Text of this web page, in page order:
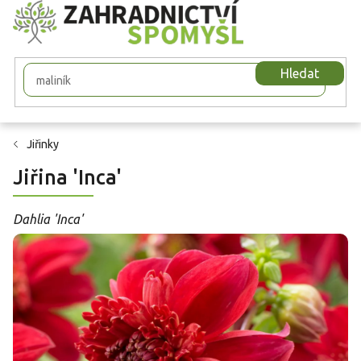
Přejít
na
obsah
Hledat
Jiřinky
Jiřina 'Inca'
Dahlia 'Inca'